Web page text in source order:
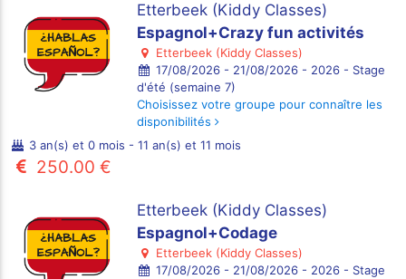
Etterbeek (Kiddy Classes)
Espagnol+Crazy fun activités
Etterbeek (Kiddy Classes)
17/08/2026 - 21/08/2026 - 2026 - Stage
d'été (semaine 7)
Choisissez votre groupe pour connaître les
disponibilités
3 an(s) et 0 mois - 11 an(s) et 11 mois
250.00 €
Etterbeek (Kiddy Classes)
Espagnol+Codage
Etterbeek (Kiddy Classes)
17/08/2026 - 21/08/2026 - 2026 - Stage